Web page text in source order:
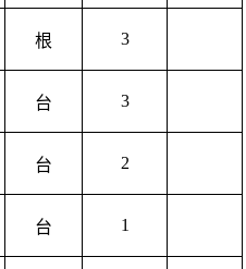
根 3
台 3
台 2
台 1